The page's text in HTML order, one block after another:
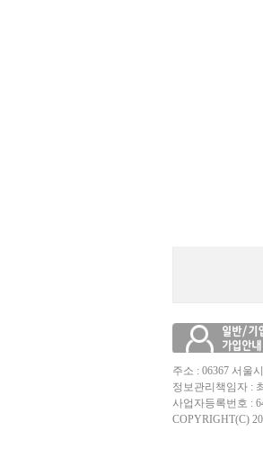
주소 : 06367 서울
정보관리책임자 :
사업자등록번호 :
COPYRIGHT(C)